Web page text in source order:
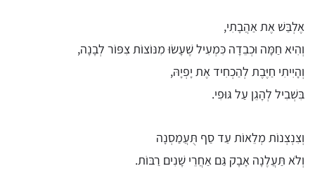
אֶלְבַּשׁ אֶת אַהֲבָתִי,
וְהִיא חַמָּה וּכְבֵדָה כִּמְעִיל שֶׁעָשׂוּ מִנּוֹצוֹת צִפּוֹר לְבָנָה,
וְהָיִיתִי חַיֶּבֶת לְהַכְחִיד אֶת יָפְיָהּ,
בִּשְׁבִיל לְהָגֵן עַל גּוּפִי.
וְצִנְצְנוֹת מְלֵאוֹת עַד סַף תֻּעֲמַסְנָה
וְלֹא תַּעֲלֶנָה אָבָק גַּם אַחֲרֵי שָׁנִים רַבּוֹת.